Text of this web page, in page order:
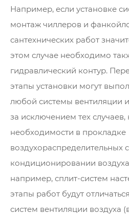
Например, если установке
монтаж чиллеров и
сантехнических работ
этом случае необходимо
гидравлический контур.
этапы установки могут
любой системы вентиляции
за исключением тех случаев,
необходимости в прокладке
воздухораспределительных
кондиционировании
например, сплит-систем
этапы работ будут
систем вентиляции воздуха